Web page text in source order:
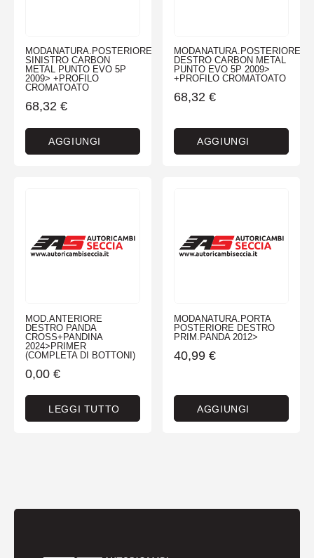
MODANATURA.POSTERIORE
SINISTRO CARBON
METAL PUNTO EVO 5P
2009> +PROFILO
CROMATOATO
68,32 €
AGGIUNGI
MODANATURA.POSTERIORE
DESTRO CARBON METAL
PUNTO EVO 5P 2009>
+PROFILO CROMATOATO
68,32 €
AGGIUNGI
MOD.ANTERIORE
DESTRO PANDA
CROSS+PANDINA
2024>PRIMER
(COMPLETA DI BOTTONI)
0,00 €
LEGGI TUTTO
MODANATURA.PORTA
POSTERIORE DESTRO
PRIM.PANDA 2012>
40,99 €
AGGIUNGI